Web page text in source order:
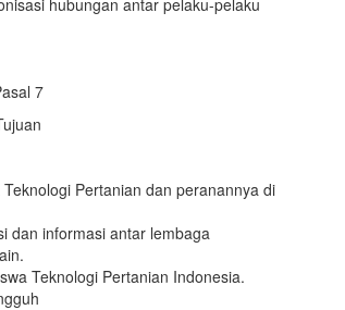
hubungan antar pelaku-pelaku
7
Pertanian dan peranannya di
dan informasi antar lembaga
Teknologi Pertanian Indonesia.